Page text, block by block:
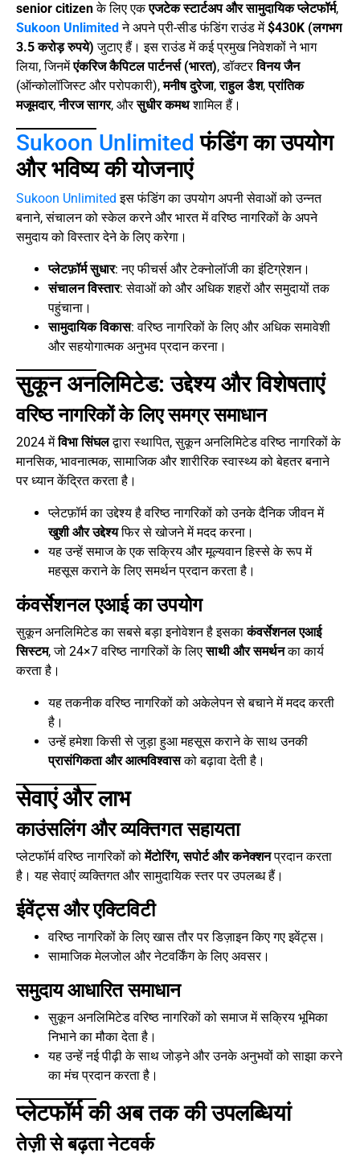
senior citizenके लिए एकएजटेक स्टार्टअप और सामुदायिक प्लेटफॉर्म,
Sukoon Unlimited ने अपने प्री-सीड फंडिंग राउंड में$430K (लगभग
3.5 करोड़ रुपये) जुटाए हैं। इस राउंड में कई प्रमुख निवेशकों ने भाग
लिया, जिनमेंएंकरिज कैपिटल पार्टनर्स (भारत), डॉक्टरविनय जैन
(ऑन्कोलॉजिस्ट और परोपकारी),मनीष दुरेजा,राहुल डैश,प्रांतिक
मजूमदार,नीरज सागर, औरसुधीर कमथशामिल हैं।
Sukoon Unlimited फंडिंग का उपयोग
और भविष्य की योजनाएं
Sukoon Unlimited इस फंडिंग का उपयोग अपनी सेवाओं को उन्नत
बनाने, संचालन को स्केल करने और भारत में वरिष्ठ नागरिकों के अपने
समुदाय को विस्तार देने के लिए करेगा।
प्लेटफ़ॉर्म सुधार: नए फीचर्स और टेक्नोलॉजी का इंटिग्रेशन।
संचालन विस्तार: सेवाओं को और अधिक शहरों और समुदायों तक
पहुंचाना।
सामुदायिक विकास: वरिष्ठ नागरिकों के लिए और अधिक समावेशी
और सहयोगात्मक अनुभव प्रदान करना।
सुकून अनलिमिटेड: उद्देश्य और विशेषताएं
वरिष्ठ नागरिकों के लिए समग्र समाधान
2024 मेंविभा सिंघलद्वारा स्थापित, सुकून अनलिमिटेड वरिष्ठ नागरिकों के
मानसिक, भावनात्मक, सामाजिक और शारीरिक स्वास्थ्य को बेहतर बनाने
पर ध्यान केंद्रित करता है।
प्लेटफ़ॉर्म का उद्देश्य है वरिष्ठ नागरिकों को उनके दैनिक जीवन में
खुशी और उद्देश्यफिर से खोजने में मदद करना।
यह उन्हें समाज के एक सक्रिय और मूल्यवान हिस्से के रूप में
महसूस कराने के लिए समर्थन प्रदान करता है।
कंवर्सेशनल एआई का उपयोग
सुकून अनलिमिटेड का सबसे बड़ा इनोवेशन है इसकाकंवर्सेशनल एआई
सिस्टम, जो 24×7 वरिष्ठ नागरिकों के लिएसाथी और समर्थनका कार्य
करता है।
यह तकनीक वरिष्ठ नागरिकों को अकेलेपन से बचाने में मदद करती
है।
उन्हें हमेशा किसी से जुड़ा हुआ महसूस कराने के साथ उनकी
प्रासंगिकता और आत्मविश्वासको बढ़ावा देती है।
सेवाएं और लाभ
काउंसलिंग और व्यक्तिगत सहायता
प्लेटफॉर्म वरिष्ठ नागरिकों कोमेंटोरिंग, सपोर्ट और कनेक्शनप्रदान करता
है। यह सेवाएं व्यक्तिगत और सामुदायिक स्तर पर उपलब्ध हैं।
ईवेंट्स और एक्टिविटी
वरिष्ठ नागरिकों के लिए खास तौर पर डिज़ाइन किए गए इवेंट्स।
सामाजिक मेलजोल और नेटवर्किंग के लिए अवसर।
समुदाय आधारित समाधान
सुकून अनलिमिटेड वरिष्ठ नागरिकों को समाज में सक्रिय भूमिका
निभाने का मौका देता है।
यह उन्हें नई पीढ़ी के साथ जोड़ने और उनके अनुभवों को साझा करने
का मंच प्रदान करता है।
प्लेटफॉर्म की अब तक की उपलब्धियां
तेज़ी से बढ़ता नेटवर्क